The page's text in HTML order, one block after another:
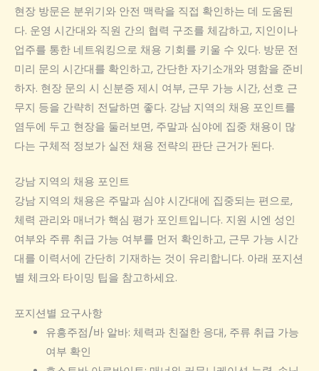
현장 방문은 분위기와 안전 맥락을 직접 확인하는 데 도움된
다. 운영 시간대와 직원 간의 협력 구조를 체감하고, 지인이나
업주를 통한 네트워킹으로 채용 기회를 키울 수 있다. 방문 전
미리 문의 시간대를 확인하고, 간단한 자기소개와 명함을 준비
하자. 현장 문의 시 신분증 제시 여부, 근무 가능 시간, 선호 근
무지 등을 간략히 전달하면 좋다. 강남 지역의 채용 포인트를
염두에 두고 현장을 둘러보면, 주말과 심야에 집중 채용이 많
다는 구체적 정보가 실전 채용 전략의 판단 근거가 된다.
강남 지역의 채용 포인트
강남 지역의 채용은 주말과 심야 시간대에 집중되는 편으로,
체력 관리와 매너가 핵심 평가 포인트입니다. 지원 시엔 성인
여부와 주류 취급 가능 여부를 먼저 확인하고, 근무 가능 시간
대를 이력서에 간단히 기재하는 것이 유리합니다. 아래 포지션
별 체크와 타이밍 팁을 참고하세요.
포지션별 요구사항
유흥주점/바 알바: 체력과 친절한 응대, 주류 취급 가능
여부 확인